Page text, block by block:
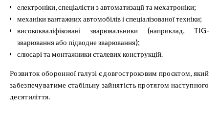
електроніки, спеціалісти з автоматизації та мехатроніки;
механіки вантажних автомобілів і спеціалізованої техніки;
висококваліфіковані зварювальники (наприклад, TIG-
зварювання або підводне зварювання);
слюсарі та монтажники сталевих конструкцій.
Розвиток оборонної галузі є довгостроковим проєктом, який
забезпечуватиме стабільну зайнятість протягом наступного
десятиліття.